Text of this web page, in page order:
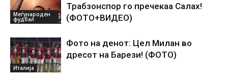
Меѓународен
фудбал
Трабзонспор го пречекаа Салах!
(ФОТО+ВИДЕО)
Италија
Фото на денот: Цел Милан во
дресот на Барези! (ФОТО)